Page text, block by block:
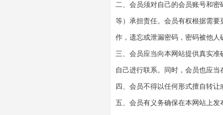
二、会员须对自己的会员账号和
等）承担责任。会员有权根据需
作，遗忘或泄漏密码，密码被他
三、会员应当向本网站提供真实
自己进行联系。同时，会员也应
四、会员不得以任何形式擅自转
五、会员有义务确保在本网站上